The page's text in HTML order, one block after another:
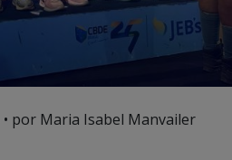
• por Maria Isabel Manvailer